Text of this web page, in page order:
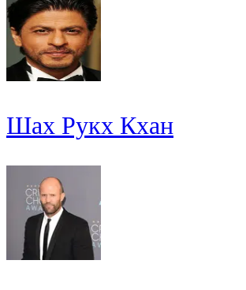
Шах Рукх Кхан